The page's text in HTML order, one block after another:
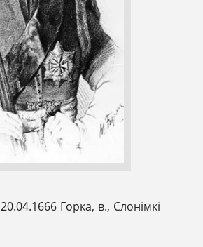
20.04.1666 Горка, в., Слонімкі